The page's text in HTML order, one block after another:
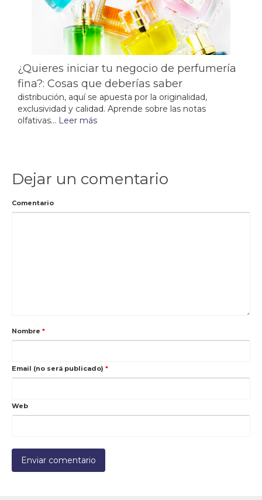
¿Quieres iniciar tu negocio de perfumería
fina?: Cosas que deberías saber
distribución, aquí se apuesta por la originalidad,
exclusividad y calidad. Aprende sobre las notas
olfativas... Leer más
Dejar un comentario
Comentario
Nombre *
Email (no será publicado) *
Web